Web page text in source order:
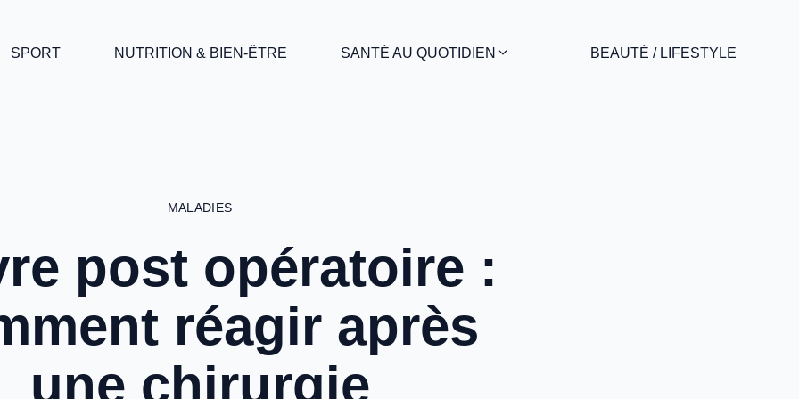
SPORT NUTRITION & BIEN-ÊTRE SANTÉ AU QUOTIDIEN BEAUTÉ / LIFESTYLE
MALADIES
post opératoire :
réagir après
une chirurgie